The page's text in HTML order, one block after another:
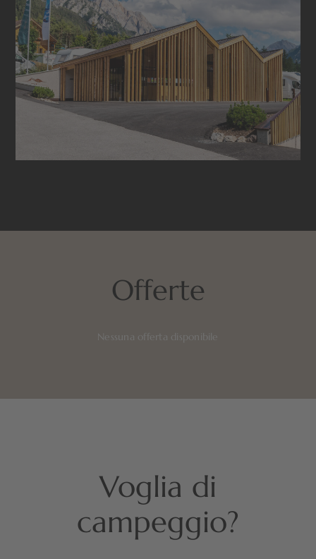
Offerte
Nessuna offerta disponibile
Voglia di
campeggio?